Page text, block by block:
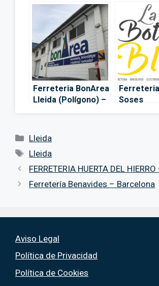
Ferreteria BonArea
Lleida (Polígono) –
Soses
Categorías
Lleida
Etiquetas
Lleida
FERRETERIA HUERTA DEL
Ferretería Benavides – Barcelona
Aviso Legal
Política de Privacidad
Política de Cookies